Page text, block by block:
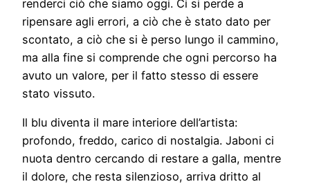
renderci ciò che siamo oggi. Ci si perde a
ripensare agli errori, a ciò che è stato dato per
scontato, a ciò che si è perso lungo il cammino,
ma alla fine si comprende che ogni percorso ha
avuto un valore, per il fatto stesso di essere
stato vissuto.
Il blu diventa il mare interiore dell’artista:
profondo, freddo, carico di nostalgia. Jaboni ci
nuota dentro cercando di restare a galla, mentre
il dolore, che resta silenzioso, arriva dritto al